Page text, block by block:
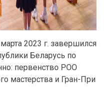
2023 г. завершился
Беларусь по
первенство РОО
мастерства и Гран-При